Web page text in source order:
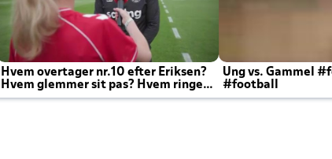
Hvem overtager nr.10 efter Eriksen?
Hvem glemmer sit pas? Hvem ringer
Joachim altid til efter kampe?
Ung vs. Gammel
#football